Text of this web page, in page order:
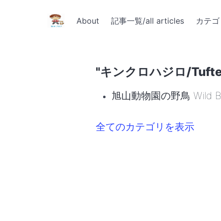
About 記事一覧/all articles カテ
"キンクロハジロ/
旭山動物園の野鳥 Wild
全てのカテゴリを表示